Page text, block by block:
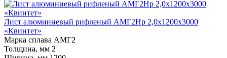
Лист алюминиевый рифленый АМГ2Нр 2,0х1200х3000
«Квинтет»
Марка сплава АМГ2
Толщина, мм 2